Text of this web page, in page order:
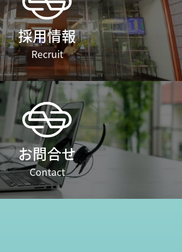
採用情報
Recruit
お問合せ
Contact